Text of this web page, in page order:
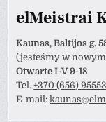
elMeistrai
Kaunas, Baltijos g.
(jesteśmy w
Otwarte I-V 9-18
Tel.+370 (656) 95553
E-mail: